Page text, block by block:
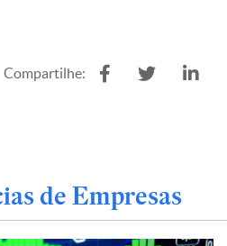
Compartilhe:
de Empresas